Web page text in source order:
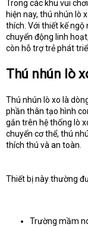
Trong các khu vui
hiện nay, thú nhún lò
thích. Với thiết kế
chuyển động linh
còn hỗ trợ trẻ phát
Thú nhún lò
Thú nhún lò xo là
phần thân tạo hình
gắn trên hệ thống lò
chuyển cơ thể, thú
thích thú và an toàn.
Thiết bị này thường
Trường mầm